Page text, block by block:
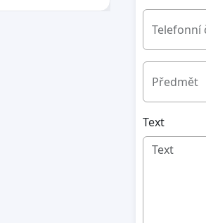
Telefonní
Předmět
Text